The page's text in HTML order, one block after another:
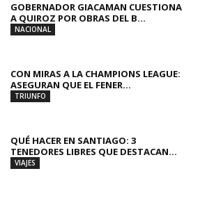
GOBERNADOR GIACAMAN CUESTIONA
A QUIROZ POR OBRAS DEL B...
NACIONAL
CON MIRAS A LA CHAMPIONS LEAGUE:
ASEGURAN QUE EL FENER...
TRIUNFO
QUÉ HACER EN SANTIAGO: 3
TENEDORES LIBRES QUE DESTACAN...
VIAJES